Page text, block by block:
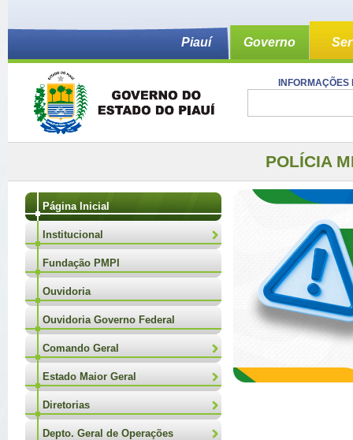
Piauí Governo
POLÍCIA
Página Inicial
Institucional
Fundação PMPI
Ouvidoria
Ouvidoria Governo Federal
Comando Geral
Estado Maior Geral
Diretorias
Depto. Geral de Operações